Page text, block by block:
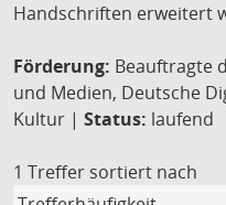
Handschriften erweitert
Förderung: Beauftragte
und Medien, Deutsche
Kultur | Status: laufend
1 Treffer sortiert nach